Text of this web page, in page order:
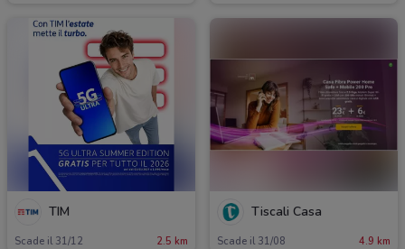
TIM
Scade il 31/12 2.5 km
Tiscali Casa
Scade il 31/08 4.9 km